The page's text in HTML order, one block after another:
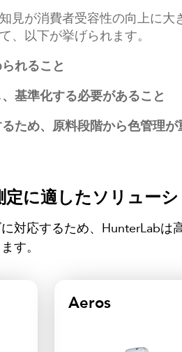
見が消費者受容性の向上に
、以下が挙げられます。
れること
基準化する必要があること
ため、原料段階から色管理が
に適したソリュー
対応するため、HunterLab
す。
Aeros